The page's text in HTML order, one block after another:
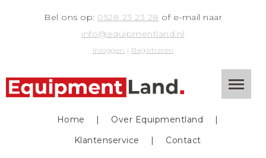
Bel ons op: 0528 23 23 28 of e-mail naar
info@equipmentland.nl
Inloggen | Registreren
Home | Over Equipmentland
|
Klantenservice
| Contact